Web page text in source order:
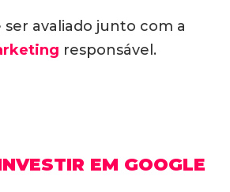
ser avaliado junto com a
responsável.
EM GOOGLE